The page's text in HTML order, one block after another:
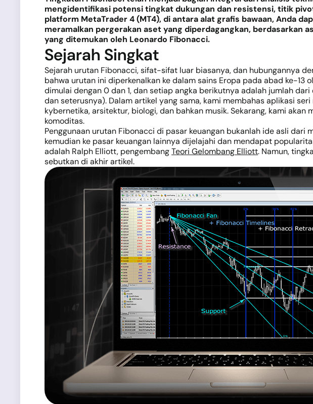
mengidentifikasi potensi tingkat dukungan dan resistensi, titik
platform MetaTrader 4 (MT4), di antara alat grafis bawaan, Anda
meramalkan pergerakan aset yang diperdagangkan, berdasarkan
yang ditemukan oleh Leonardo Fibonacci.
Sejarah Singkat
Sejarah urutan Fibonacci, sifat-sifat luar biasanya, dan hubungannya
bahwa urutan ini diperkenalkan ke dalam sains Eropa pada abad ke-
dimulai dengan 0 dan 1, dan setiap angka berikutnya adalah jumlah dari
dan seterusnya). Dalam artikel yang sama, kami membahas aplikasi
kybernetika, arsitektur, biologi, dan bahkan musik. Sekarang, kami
komoditas.
Penggunaan urutan Fibonacci di pasar keuangan bukanlah ide asli
kemudian ke pasar keuangan lainnya dijelajahi dan mendapat
adalah Ralph Elliott, pengembangTeori Gelombang Elliott. Namun,
sebutkan di akhir artikel.